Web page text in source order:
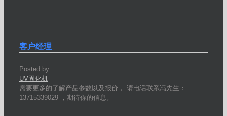
客户经理
Posted by
UV固化机
需要更多的了解产品参数以及报价， 请电话联系冯先生：
13715339029 ，期待你的信息。